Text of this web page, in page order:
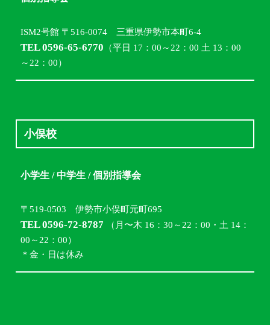
ISM2号館 〒516-0074 三重県伊勢市本町6-4
TEL 0596-65-6770 （平日 17：00～22：00 土 13：00
～22：00）
小俣校
小学生 / 中学生 / 個別指導会
〒519-0503 伊勢市小俣町元町695
TEL 0596-72-8787 （月〜木 16：30～22：00・土 14：
00～22：00）
＊金・日は休み